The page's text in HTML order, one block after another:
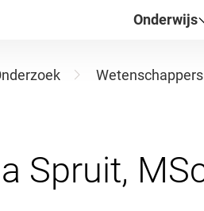
Onderwijs
Wetenschappers